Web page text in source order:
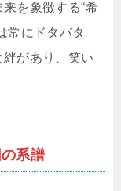
を象徴する“希
常にドタバタ
があり、笑い
系譜